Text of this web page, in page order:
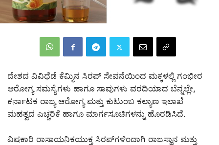
ದೇಶದ ವಿವಿಧೆಡೆ ಕೆಮ್ಮಿನ ಸಿರಪ್ ಸೇವನೆಯಿಂದ ಮಕ್ಕಳಲ್ಲಿ ಗಂಭೀರ
ಆರೋಗ್ಯ ಸಮಸ್ಯೆಗಳು ಹಾಗೂ ಸಾವುಗಳು ವರದಿಯಾದ ಬೆನ್ನಲ್ಲೇ,
ಕರ್ನಾಟಕ ರಾಜ್ಯ ಆರೋಗ್ಯ ಮತ್ತು ಕುಟುಂಬ ಕಲ್ಯಾಣ ಇಲಾಖೆ
ಮಹತ್ವದ ಎಚ್ಚರಿಕೆ ಹಾಗೂ ಮಾರ್ಗಸೂಚಿಗಳನ್ನು ಹೊರಡಿಸಿದೆ.
ವಿಷಕಾರಿ ರಾಸಾಯನಿಕಯುಕ್ತ ಸಿರಪ್‌ಗಳಿಂದಾಗಿ ರಾಜಸ್ಥಾನ ಮತ್ತು